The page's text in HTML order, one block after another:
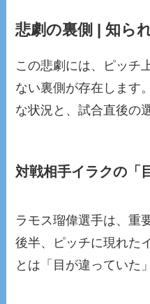
悲劇の裏側 | 知ら
この悲劇には、ピッチ
ない裏側が存在します
な状況と、試合直後の
対戦相手イラクの「
ラモス瑠偉選手は、重
後半、ピッチに現れた
とは「目が違っていた